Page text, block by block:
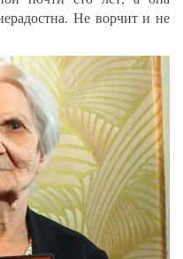
Не ворчит и не